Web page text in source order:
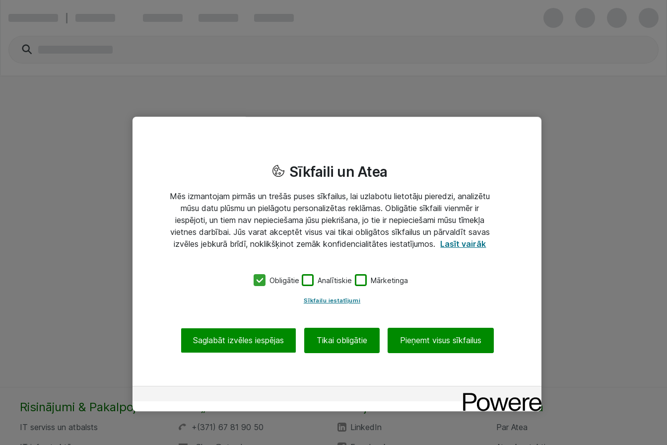
Risinājumi & Pakalpojumi
IT serviss un atbalsts
+(371) 67 81 90 50
LinkedIn
Par Atea
Par Atea
Sīkfaili un Atea
Mēs izmantojam pirmās un trešās puses sīkfailus, lai uzlabotu lietotāju pieredzi, analizētu
mūsu datu plūsmu un pielāgotu personalizētas reklāmas. Obligātie sīkfaili vienmēr ir
iespējoti, un tiem nav nepieciešama jūsu piekrišana, jo tie ir nepieciešami mūsu tīmekļa
vietnes darbībai. Jūs varat akceptēt visus vai tikai obligātos sīkfailus un pārvaldīt savas
izvēles jebkurā brīdī, noklikšķinot zemāk konfidencialitātes iestatījumos. Lasīt vairāk
Obligātie Analītiskie Mārketinga
Sīkfailu iestatījumi
Saglabāt izvēles iespējas Tikai obligātie Pieņemt visus sīkfailus